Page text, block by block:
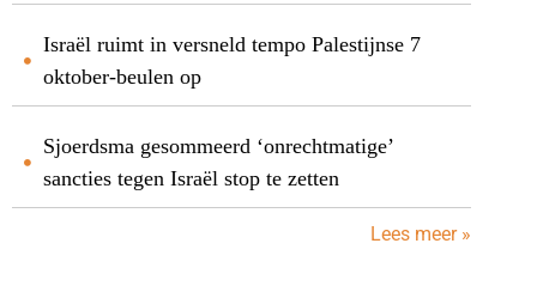
Israël ruimt in versneld tempo Palestijnse 7
oktober-beulen op
Sjoerdsma gesommeerd ‘onrechtmatige’
sancties tegen Israël stop te zetten
Lees meer »